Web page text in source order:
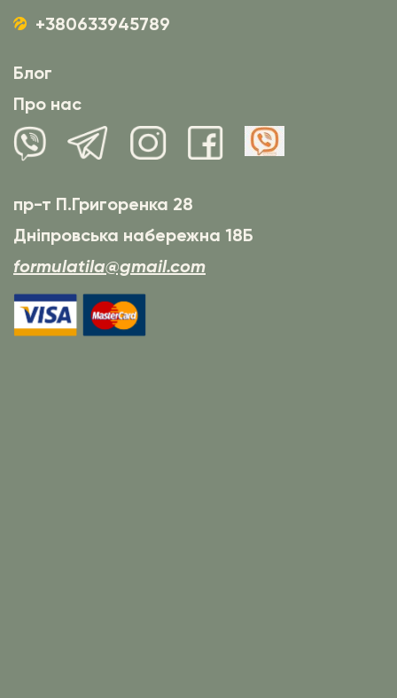
+380633945789
Блог
Про нас
пр-т П.Григоренка 28
Дніпровська набережна 18Б
formulatila@gmail.com